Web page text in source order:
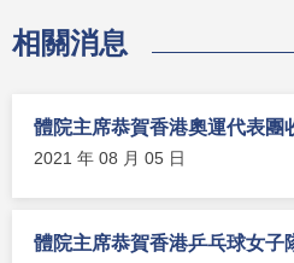
相關消息
體院主席恭賀香港奧運代表團
2021 年 08 月 05 日
體院主席恭賀香港乒乓球女子